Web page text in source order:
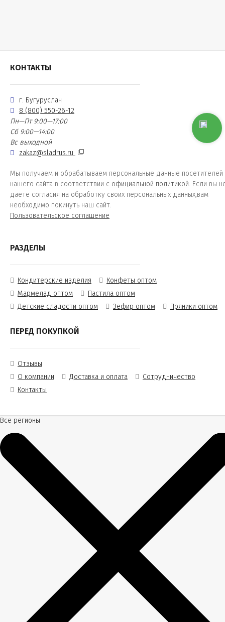
КОНТАКТЫ
г. Бугуруслан
8 (800) 550-26-12
Пн—Пт 9:00—17:00
Сб 9:00—14:00
Вс выходной
zakaz@sladrus.ru
Мы получаем и обрабатываем персональные данные посетителей
нашего сайта в соответствии с официальной политикой. Если вы
даете согласия на обработку своих персональных данных,вам
необходимо покинуть наш сайт.
Пользовательское соглашение
РАЗДЕЛЫ
Кондитерские изделия
Конфеты оптом
Мармелад оптом
Пастила оптом
Детские сладости оптом
Зефир оптом Пряники оптом
ПЕРЕД ПОКУПКОЙ
Отзывы
О компании
Доставка и оплата
Сотрудничество
Контакты
Все регионы